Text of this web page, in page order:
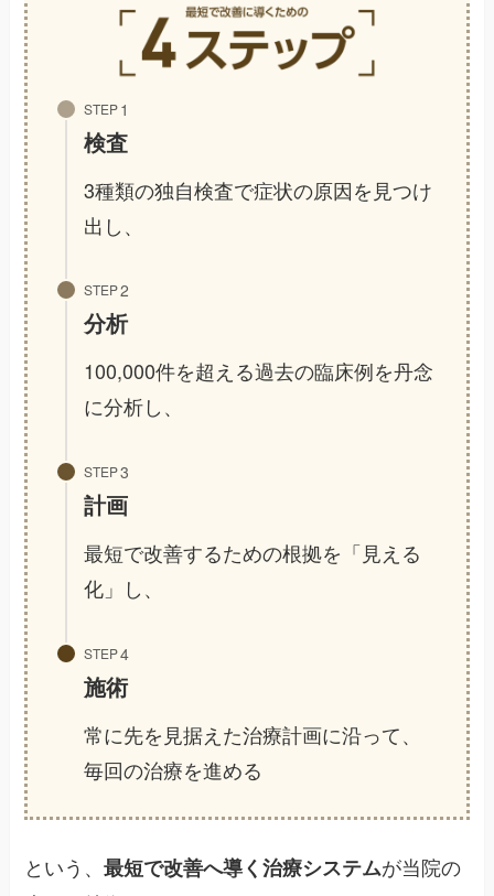
STEP
検査
3種類の独自検査で症状の原因を見つけ
出し、
STEP
分析
100,000件を超える過去の臨床例を丹念
に分析し、
STEP
計画
最短で改善するための根拠を「見える
化」し、
STEP
施術
常に先を見据えた治療計画に沿って、
毎回の治療を進める
という、最短で改善へ導く治療システムが当院の